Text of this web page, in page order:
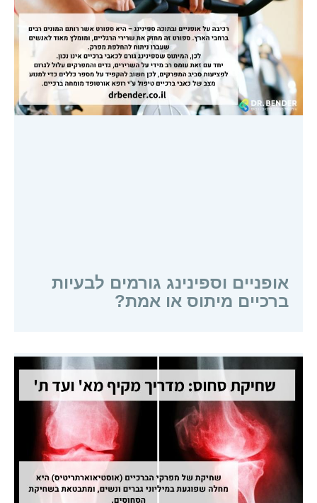
אופניים וספינינג גורמים לבעיות
ברכיים מיתוס או אמת?